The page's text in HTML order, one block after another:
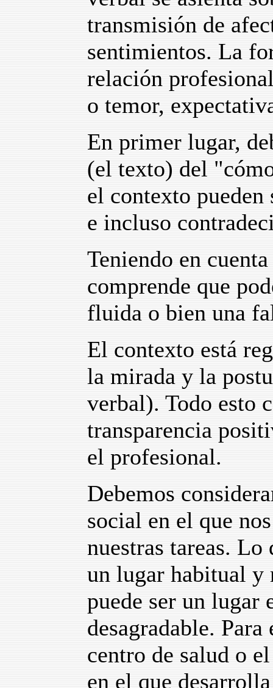
transmisión de
sentimientos. La
relación
o temor,
En primer lugar,
(el texto) del
el contexto pueden
e incluso
Teniendo en
comprende que
fluida o bien una
El contexto está
la mirada y la
verbal). Todo esto
transparencia
el profesional.
Debemos
social en el que
nuestras tareas. Lo
un lugar habitual y
puede ser un lugar
desagradable.
centro de salud o
en el que